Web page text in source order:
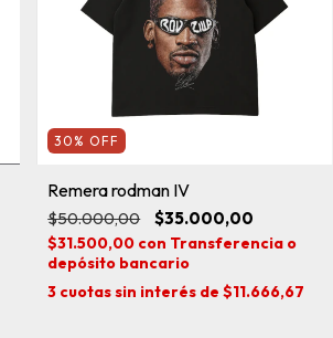
30 %OFF
Remera rodman IV
$50.000,00 $35.000,00
$31.500,00 con Transferencia o
depósito bancario
3 cuotas sin interés de$11.666,67